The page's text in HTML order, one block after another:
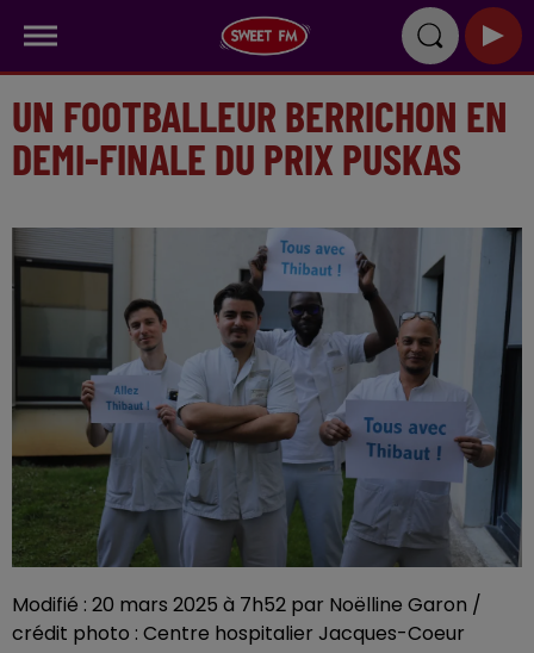
UN FOOTBALLEUR BERRICHON EN
DEMI-FINALE DU PRIX PUSKAS
Modifié : 20 mars 2025 à 7h52 par Noëlline Garon /
crédit photo : Centre hospitalier Jacques-Coeur